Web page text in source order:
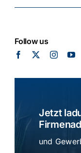
Follow us
Jetzt
und